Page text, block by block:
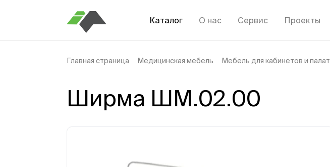
Каталог О нас Сервис Проекты
Главная страница Медицинская мебель Мебель для кабинетов и палат
Ширма ШМ.02.00